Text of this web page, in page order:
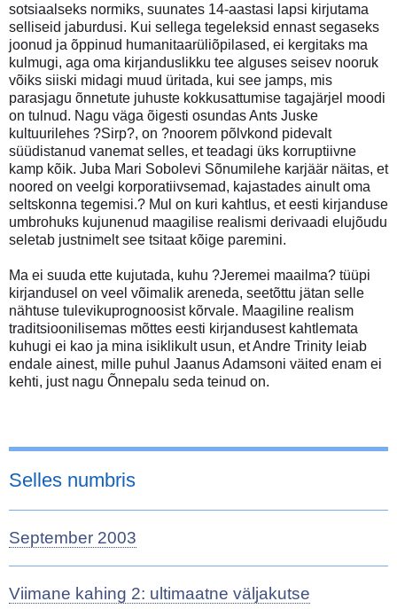
sotsiaalseks normiks, suunates 14-aastasi lapsi kirjutama
selliseid jaburdusi. Kui sellega tegeleksid ennast segaseks
joonud ja õppinud humanitaarüliõpilased, ei kergitaks ma
kulmugi, aga oma kirjanduslikku tee alguses seisev nooruk
võiks siiski midagi muud üritada, kui see jamps, mis
parasjagu õnnetute juhuste kokkusattumise tagajärjel moodi
on tulnud. Nagu väga õigesti osundas Ants Juske
kultuurilehes ?Sirp?, on ?noorem põlvkond pidevalt
süüdistanud vanemat selles, et teadagi üks korruptiivne
kamp kõik. Juba Mari Sobolevi Sõnumilehe karjäär näitas, et
noored on veelgi korporatiivsemad, kajastades ainult oma
seltskonna tegemisi.? Mul on kuri kahtlus, et eesti kirjanduse
umbrohuks kujunenud maagilise realismi derivaadi elujõudu
seletab justnimelt see tsitaat kõige paremini.
Ma ei suuda ette kujutada, kuhu ?Jeremei maailma? tüüpi
kirjandusel on veel võimalik areneda, seetõttu jätan selle
nähtuse tulevikuprognoosist kõrvale. Maagiline realism
traditsioonilisemas mõttes eesti kirjandusest kahtlemata
kuhugi ei kao ja mina isiklikult usun, et Andre Trinity leiab
endale ainest, mille puhul Jaanus Adamsoni väited enam ei
kehti, just nagu Õnnepalu seda teinud on.
Selles numbris
September 2003
Viimane kahing 2: ultimaatne väljakutse